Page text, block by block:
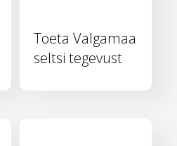
Toeta Valgamaa
seltsi tegevust